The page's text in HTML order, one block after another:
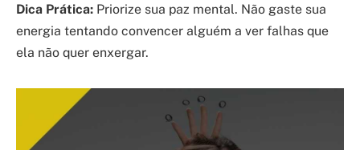
Dica Prática: Priorize sua paz mental. Não gaste sua
energia tentando convencer alguém a ver falhas que
ela não quer enxergar.